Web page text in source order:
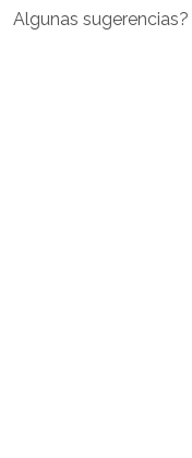
Algunas sugerencias?